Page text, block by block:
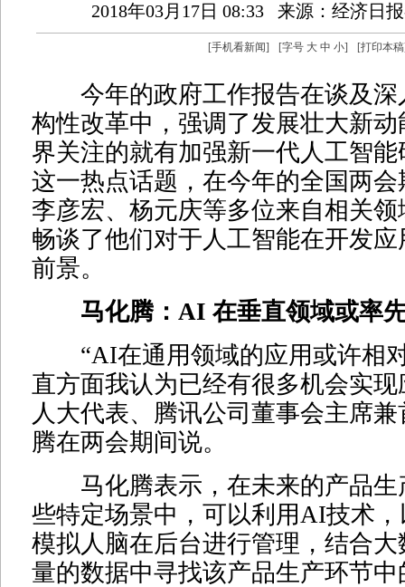
2018年03月17日 08:33 来源：经济日
[手机看新闻] [字号 大 中 小] [打印本稿
今年的政府工作报告在谈及深
构性改革中，强调了发展壮大新
界关注的就有加强新一代人工智
这一热点话题，在今年的全国两
李彦宏、杨元庆等多位来自相关
畅谈了他们对于人工智能在开发
前景。
马化腾：AI 在垂直领域或率
“AI在通用领域的应用或许相
直方面我认为已经有很多机会实现
人大代表、腾讯公司董事会主席
腾在两会期间说。
马化腾表示，在未来的产品生
些特定场景中，可以利用AI技术
模拟人脑在后台进行管理，结合
量的数据中寻找该产品生产环节中